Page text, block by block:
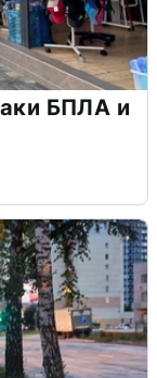
БПЛА и